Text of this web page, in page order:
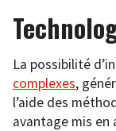
La possibilité
complexes,
l’aide des
avantage mis en